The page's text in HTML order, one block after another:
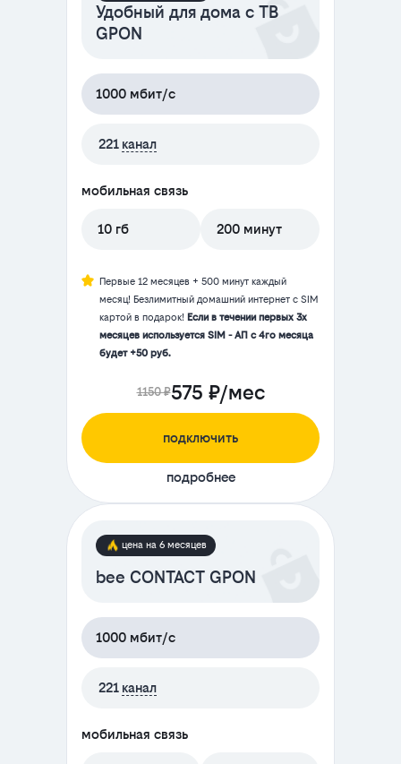
Удобный для дома с ТВ
GPON
1000 мбит/с
221 канал
мобильная связь
10 гб 200 минут
Первые 12 месяцев + 500 минут каждый
месяц! Безлимитный домашний интернет с SIM
картой в подарок! Если в течении первых 3х
месяцев используется SIM - АП с 4го месяца
будет +50 руб.
1150 ₽575 ₽/мес
подключить
подробнее
цена на 6 месяцев
bee CONTACT GPON
1000 мбит/с
221 канал
мобильная связь